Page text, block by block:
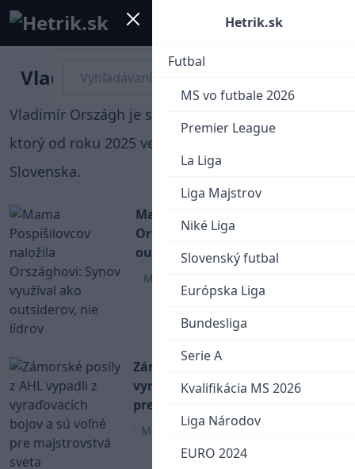
Mobile menu
Hetrik.sk
Futbal
MS vo futbale 2026
Premier League
La Liga
Liga Majstrov
Niké Liga
Slovenský futbal
Európska Liga
Bundesliga
Serie A
Kvalifikácia MS 2026
Liga Národov
EURO 2024
Vladimír Országh
Vladimír Országh je slovenský hokejový tréner,
ktorý od roku 2025 vedie seniorskú reprezentáciu
Slovenska.
Mama Pospíšilovcov naložila
Országhovi: Synov využíval ako
outsiderov, nie lídrov
MS v Hokeji 2026
Zámorské posily z AHL vypadli z
vyraďovacích bojov a sú voľné
pre majstrovstvá sveta
MS v Hokeji 2026